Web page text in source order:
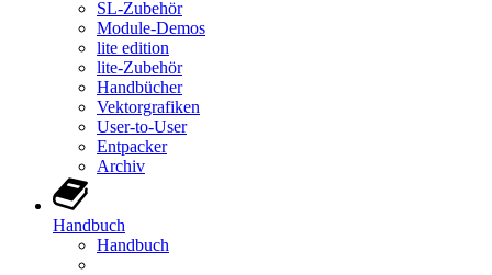
SL-Zubehör
Module-Demos
lite edition
lite-Zubehör
Handbücher
Vektorgrafiken
User-to-User
Entpacker
Archiv
Handbuch
Handbuch